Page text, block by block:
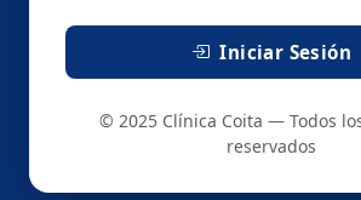
Iniciar Sesión
© 2025 Clínica Coita — Todos
reservados